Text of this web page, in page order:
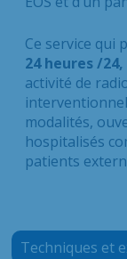
Ce service qui
24 heures /
activité de
modalités,
hospitalisés
patients
Techniques et